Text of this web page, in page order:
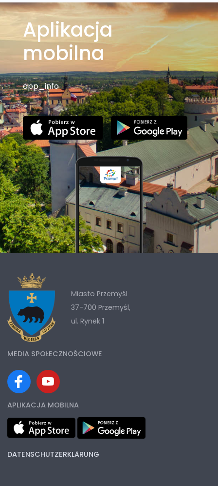
Aplikacja
mobilna
app_info
Miasto Przemyśl
37-700 Przemyśl,
ul. Rynek 1
MEDIA SPOŁECZNOŚCIOWE
APLIKACJA MOBILNA
DATENSCHUTZERKLÄRUNG